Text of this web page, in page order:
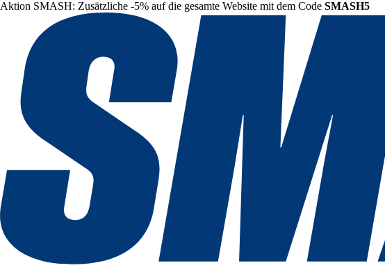
Aktion SMASH: Zusätzliche -5% auf die gesamte Website mit dem Code SMASH5